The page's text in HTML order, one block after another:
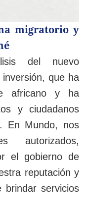
migratorio y
del nuevo
que ha
africano y ha
y ciudadanos
En Mundo, nos
autorizados,
el gobierno de
reputación y
brindar servicios